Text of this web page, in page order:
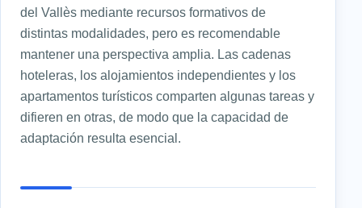
del Vallès mediante recursos formativos de
distintas modalidades, pero es recomendable
mantener una perspectiva amplia. Las cadenas
hoteleras, los alojamientos independientes y los
apartamentos turísticos comparten algunas tareas y
difieren en otras, de modo que la capacidad de
adaptación resulta esencial.